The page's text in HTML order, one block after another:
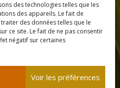
des technologies telles que les
des appareils. Le fait de
des données telles que le
ce site. Le fait de ne pas consentir
négatif sur certaines
Voir les préférences
5203
:
: